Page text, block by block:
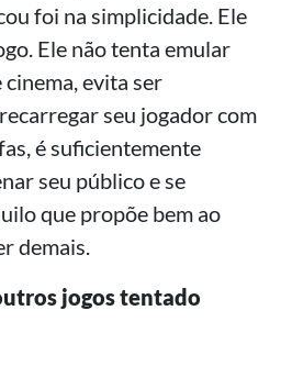
foi na simplicidade. Ele
Ele não tenta emular
evita ser
seu jogador com
é suficientemente
seu público e se
que propõe bem ao
demais.
jogos tentado